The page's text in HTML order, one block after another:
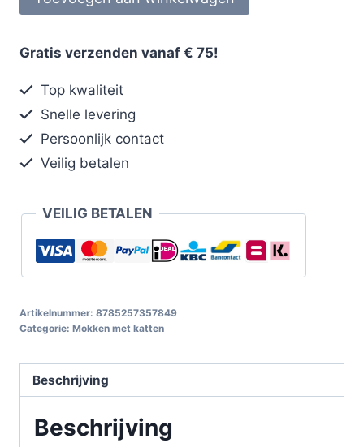
Gratis verzenden vanaf € 75!
Top kwaliteit
Snelle levering
Persoonlijk contact
Veilig betalen
VEILIG BETALEN
Artikelnummer: 8785257357849
Categorie: Mokken met katten
Beschrijving
Beschrijving